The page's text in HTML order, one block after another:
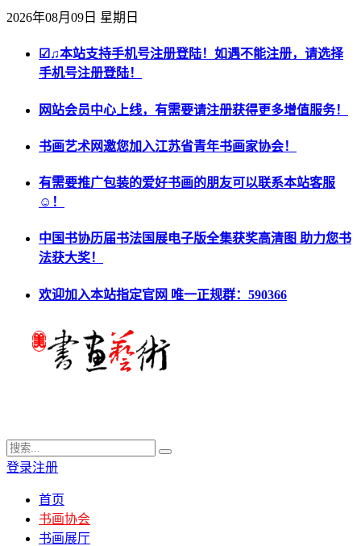
2026年08月09日 星期日
☑♫本站支持手机号注册登陆！如遇不能注册，请选择
手机号注册登陆！
网站会员中心上线，有需要请注册获得更多增值服务！
书画艺术网邀您加入江苏省青年书画家协会！
有需要推广包装的爱好书画的朋友可以联系本站客服
☺！
中国书协历届书法国展电子版全集获奖高清图 助力您书
法获大奖！
欢迎加入本站指定官网 唯一正规群：590366
登录注册
首页
书画协会
书画展厅